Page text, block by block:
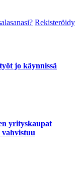
Rekisteröidy
jo käynnissä
yrityskaupat
vahvistuu